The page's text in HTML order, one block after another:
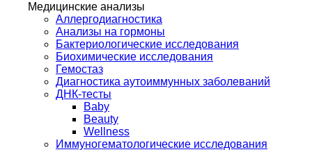
Медицинские анализы
Аллергодиагностика
Анализы на гормоны
Бактериологические исследования
Биохимические исследования
Гемостаз
Диагностика аутоиммунных заболеваний
ДНК-тесты
Baby
Beauty
Wellness
Иммуногематологические исследования